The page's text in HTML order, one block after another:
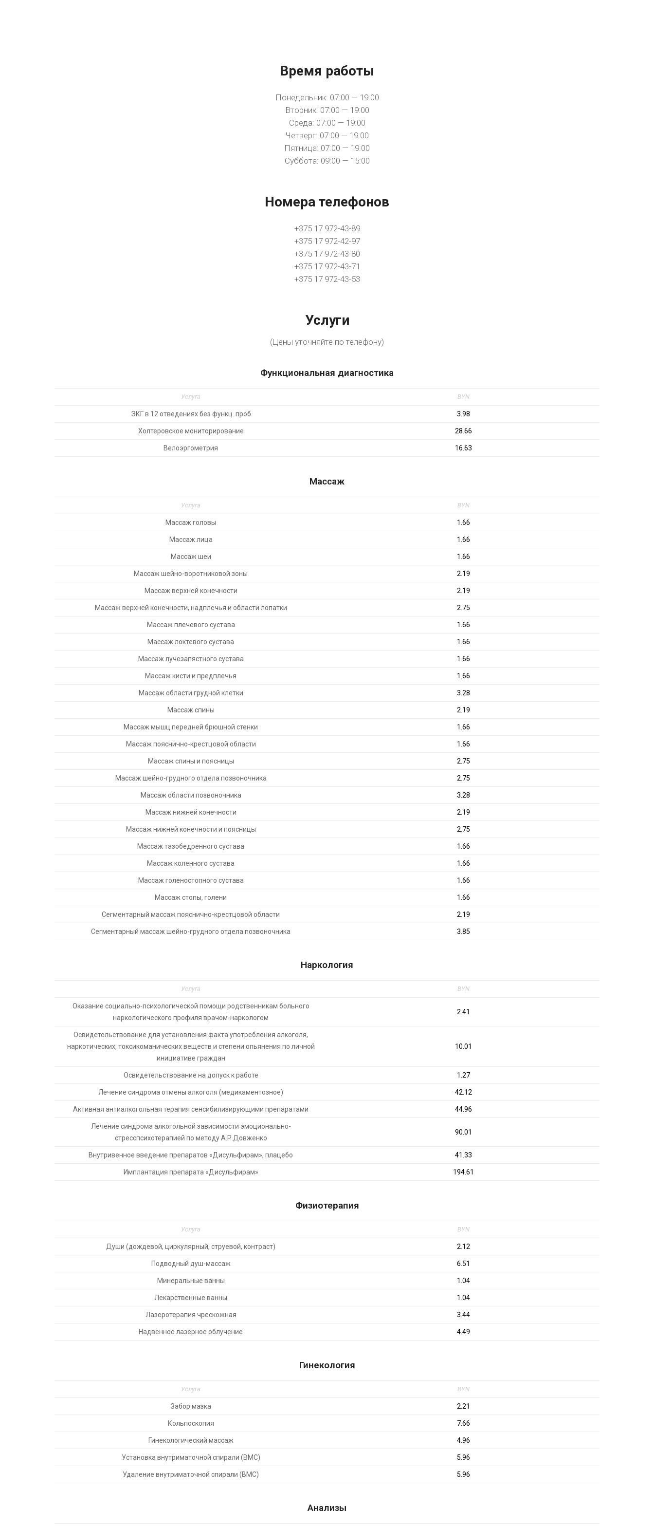
Время работы
Понедельник: 07:00 — 19:00
Вторник: 07:00 — 19:00
Среда: 07:00 — 19:00
Четверг: 07:00 — 19:00
Пятница: 07:00 — 19:00
Суббота: 09:00 — 15:00
Номера телефонов
+375 17 972-43-89
+375 17 972-42-97
+375 17 972-43-80
+375 17 972-43-71
+375 17 972-43-53
Услуги
(Цены уточняйте по телефону)
Функциональная диагностика
Услуга BYN
ЭКГ в 12 отведениях без функц. проб 3.98
Холтеровское мониторирование 28.66
Велоэргометрия 16.63
Массаж
Услуга BYN
Массаж головы 1.66
Массаж лица 1.66
Массаж шеи 1.66
Массаж шейно-воротниковой зоны 2.19
Массаж верхней конечности 2.19
Массаж верхней конечности, надплечья и области лопатки 2.75
Массаж плечевого сустава 1.66
Массаж локтевого сустава 1.66
Массаж лучезапястного сустава 1.66
Массаж кисти и предплечья 1.66
Массаж области грудной клетки 3.28
Массаж спины 2.19
Массаж мышц передней брюшной стенки 1.66
Массаж пояснично-крестцовой области 1.66
Массаж спины и поясницы 2.75
Массаж шейно-грудного отдела позвоночника 2.75
Массаж области позвоночника 3.28
Массаж нижней конечности 2.19
Массаж нижней конечности и поясницы 2.75
Массаж тазобедренного сустава 1.66
Массаж коленного сустава 1.66
Массаж голеностопного сустава 1.66
Массаж стопы, голени 1.66
Сегментарный массаж пояснично-крестцовой области 2.19
Сегментарный массаж шейно-грудного отдела позвоночника 3.85
Наркология
Услуга BYN
Оказание социально-психологической помощи родственникам больного
наркологического профиля врачом-наркологом
2.41
Освидетельствование для установления факта употребления алкоголя,
наркотических, токсикоманических веществ и степени опьянения по личной
инициативе граждан
10.01
Освидетельствование на допуск к работе 1.27
Лечение синдрома отмены алкоголя (медикаментозное) 42.12
Активная антиалкогольная терапия сенсибилизирующими препаратами 44.96
Лечение синдрома алкогольной зависимости эмоционально-
стресспсихотерапией по методу А.Р.Довженко
90.01
Внутривенное введение препаратов «Дисульфирам», плацебо 41.33
Имплантация препарата «Дисульфирам» 194.61
Физиотерапия
Услуга BYN
Души (дождевой, циркулярный, струевой, контраст) 2.12
Подводный душ-массаж 6.51
Минеральные ванны 1.04
Лекарственные ванны 1.04
Лазеротерапия чрескожная 3.44
Надвенное лазерное облучение 4.49
Гинекология
Услуга BYN
Забор мазка 2.21
Кольпоскопия 7.66
Гинекологический массаж 4.96
Установка внутриматочной спирали (ВМС) 5.96
Удаление внутриматочной спирали (ВМС) 5.96
Анализы